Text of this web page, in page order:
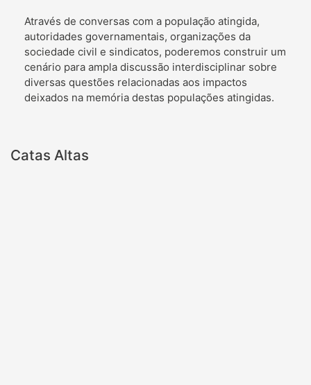
Através de conversas com a população atingida,
autoridades governamentais, organizações da
sociedade civil e sindicatos, poderemos construir um
cenário para ampla discussão interdisciplinar sobre
diversas questões relacionadas aos impactos
deixados na memória destas populações atingidas.
Catas Altas